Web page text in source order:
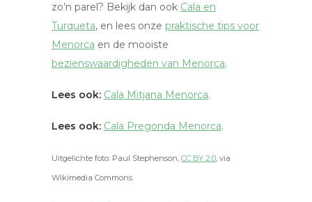
zo’n parel? Bekijk dan ook Cala en
Turqueta, en lees onze praktische tips voor
Menorca en de mooiste
bezienswaardigheden van Menorca.
Lees ook: Cala Mitjana Menorca.
Lees ook: Cala Pregonda Menorca.
Uitgelichte foto: Paul Stephenson, CC BY 2.0, via
Wikimedia Commons.